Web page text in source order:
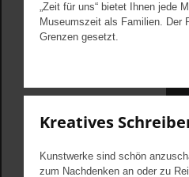
„Zeit für uns“ bietet Ihnen jede
Museumszeit als Familien. Der
Grenzen gesetzt.
Kreatives
Kunstwerke sind schön
zum Nachdenken an oder zu